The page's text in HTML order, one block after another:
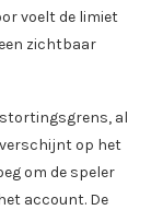
voelt de limiet
zichtbaar
al
op het
om de speler
account. De